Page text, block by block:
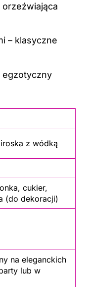
– klasyczne
egzotyczny
z wódką
cukier,
(do dekoracji)
na eleganckich
lub w